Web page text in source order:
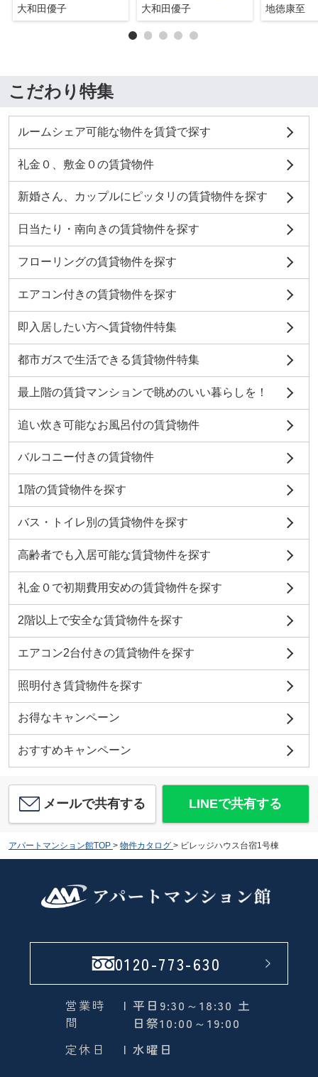
大和田優子 大和田優子 地徳康至
こだわり特集
ルームシェア可能な物件を賃貸で探す
礼金０、敷金０の賃貸物件
新婚さん、カップルにピッタリの賃貸物件を探す
日当たり・南向きの賃貸物件を探す
フローリングの賃貸物件を探す
エアコン付きの賃貸物件を探す
即入居したい方へ賃貸物件特集
都市ガスで生活できる賃貸物件特集
最上階の賃貸マンションで眺めのいい暮らしを！
追い炊き可能なお風呂付の賃貸物件
バルコニー付きの賃貸物件
1階の賃貸物件を探す
バス・トイレ別の賃貸物件を探す
高齢者でも入居可能な賃貸物件を探す
礼金０で初期費用安めの賃貸物件を探す
2階以上で安全な賃貸物件を探す
エアコン2台付きの賃貸物件を探す
照明付き賃貸物件を探す
お得なキャンペーン
おすすめキャンペーン
メールで共有する LINEで共有する
アパートマンション館TOP > 物件カタログ > ビレッジハウス台宿1号棟
0120-773-630
営業時
間
| 平日9:30～18:30 土
日祭10:00～19:00
定休日
| 水曜日